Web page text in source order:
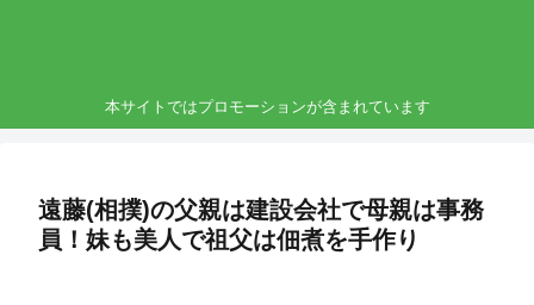
本サイトではプロモーションが含まれています
遠藤(相撲)の父親は建設会社で母親は事務
員！妹も美人で祖父は佃煮を手作り